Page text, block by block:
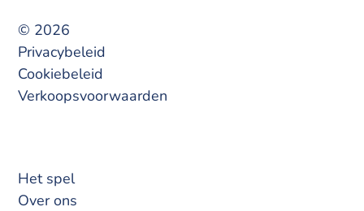
© 2026
Privacybeleid
Cookiebeleid
Verkoopsvoorwaarden
Het spel
Over ons